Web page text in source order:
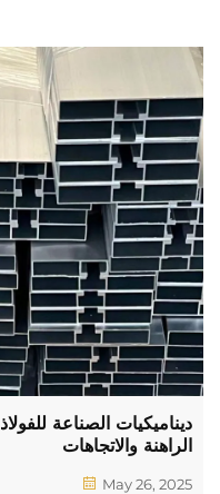
ديناميكيات الصناعة
الراهنة والاتجاهات
May 26, 2025